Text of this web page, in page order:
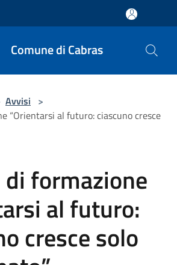
Comune di Cabras
Avvisi >
“Orientarsi al futuro: ciascuno cresce
formazione
al futuro:
cresce solo